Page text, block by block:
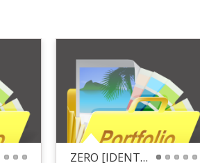
ZERO [IDENTIDADE VISUAL INTERNACIONAL]